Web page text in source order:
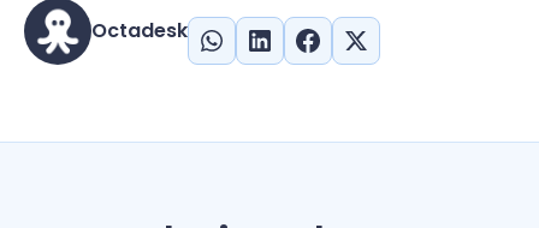
Octadesk